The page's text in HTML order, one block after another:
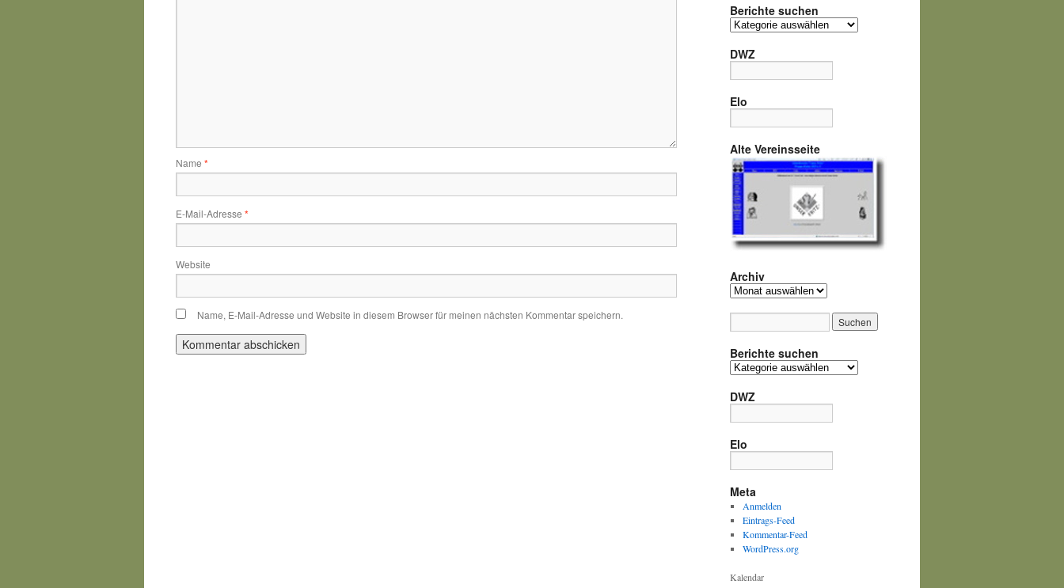
Name *
E-Mail-Adresse *
Website
Name, E-Mail-Adresse und Website in diesem Browser für meinen nächsten Kommentar speichern.
Berichte suchen
Berichte
DWZ
Elo
Alte Vereinsseite
Archiv
Archiv
Berichte suchen
Berichte
DWZ
Elo
Meta
Anmelden
Eintrags-Feed
Kommentar-Feed
WordPress.org
Kalendar